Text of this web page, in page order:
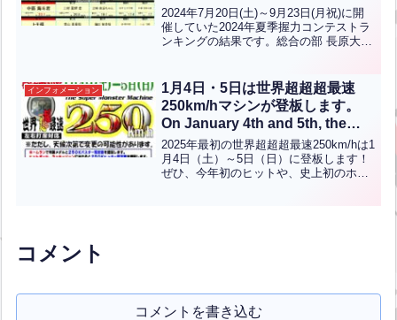
are as follows”【ENG CHT KOR
JPN】
2024年7月20日(土)～9月23日(月祝)に開
催していた2024年夏季握力コンテストラ
ンキングの結果です。総合の部 長原大輔
学年の部 野々原春季 ...全文はクリック
インフォメーション
1月4日・5日は世界超超超最速
250km/hマシンが登板します。
On January 4th and 5th, the
world’s super ultra high-speed
250 km/h machine will take the
stage.【ENG CHT KOR JPN】
2025年最初の世界超超超最速250km/hは1
月4日（土）～5日（日）に登板します！
ぜひ、今年初のヒットや、史上初のホー
コメント
コメントを書き込む